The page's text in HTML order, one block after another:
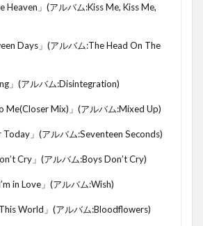
Heaven」(アルバム:Kiss Me, Kiss Me,
Days」(アルバム:The Head On The
」(アルバム:Disintegration)
Me(Closer Mix)」(アルバム:Mixed Up)
Today」(アルバム:Seventeen Seconds)
Cry」(アルバム:Boys Don’t Cry)
in Love」(アルバム:Wish)
World」(アルバム:Bloodflowers)